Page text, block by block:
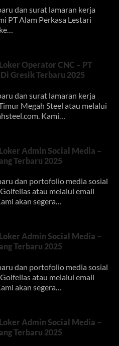
dan surat lamaran kerja
PT Alam Perkasa Lestari
Operator CNC – PT
Gresik Terbaru 2025
dan surat lamaran kerja
Megah Steel atau melalui
. Kami…
Admin Social Media –
Terbaru 2025
dan portofolio media sosial
atau melalui email
akan segera…
Admin Social Media –
Terbaru 2025
dan portofolio media sosial
atau melalui email
akan segera…
Admin Social Media –
Terbaru 2025